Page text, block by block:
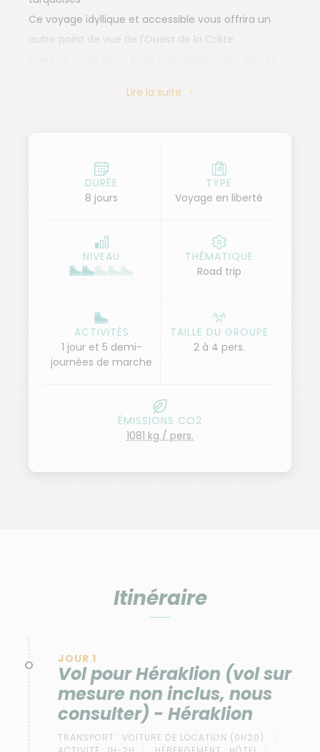
Ce voyage idyllique et accessible vous offrira un
autre point de vue de l'Ouest de la Crête.
lendemain, une fois votre voiture de location livrée
ensuite Chania et son jardin botanique. Vous prenez
par la suite un peu de hauteur et rejoignez le
plateau d'Omalos. Une fois la gorge d'Imbros
bord de mer, en bateau taxi. Le lendemain, une
courte randonnée vous mène à votre voiture et
faites la route pour atteindre le monastère de
Matala, où vous passez les deux prochaines nuits,
vous empruntez une route permettant de rejoindre
les plages idylliques de Triopetra, Agios Pavlos et
pour visiter la plaine de la Messara, ses sites
archéologiques et la forêt de Rouvas.
Lire la suite
DURÉE
8 jours
TYPE
Voyage en liberté
NIVEAU
THÉMATIQUE
Road trip
ACTIVITÉS
1 jour et 5 demi-
journées de marche
TAILLE DU GROUPE
2 à 4 pers.
ÉMISSIONS CO2
1081 kg / pers.
Itinéraire
JOUR 1
Vol pour Héraklion (vol sur
mesure non inclus, nous
consulter) - Héraklion
TRANSPORT : VOITURE DE LOCATION (0H20)